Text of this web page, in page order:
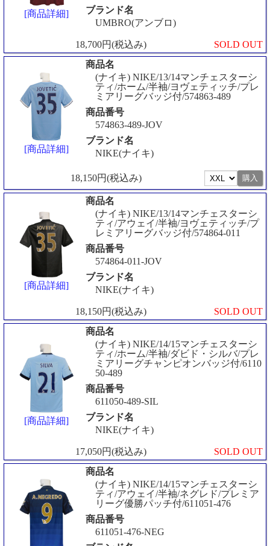
[商品詳細]
ブランド名
UMBRO(アンブロ)
18,700円(税込み) SOLD OUT
[商品詳細]
商品名
(ナイキ) NIKE/13/14マンチェスターシ
ティ/ホーム/半袖/ヨヴェティッチ/プレ
ミアリーグバッジ付/574863-489
商品番号
574863-489-JOV
ブランド名
NIKE(ナイキ)
18,150円(税込み)
[商品詳細]
商品名
(ナイキ) NIKE/13/14マンチェスターシ
ティ/アウェイ/半袖/ヨヴェティッチ/プ
レミアリーグバッジ付/574864-011
商品番号
574864-011-JOV
ブランド名
NIKE(ナイキ)
18,150円(税込み) SOLD OUT
[商品詳細]
商品名
(ナイキ) NIKE/14/15マンチェスターシ
ティ/ホーム/半袖/ダビド・シルバ/プレ
ミアリーグチャンピオンバッジ付/6110
50-489
商品番号
611050-489-SIL
ブランド名
NIKE(ナイキ)
17,050円(税込み) SOLD OUT
商品名
(ナイキ) NIKE/14/15マンチェスターシ
ティ/アウェイ/半袖/ネグレド/プレミア
リーグ優勝パッチ付/611051-476
商品番号
611051-476-NEG